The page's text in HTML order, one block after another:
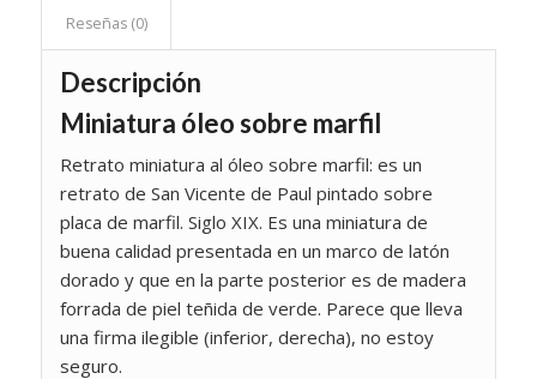
Reseñas (0)
Descripción
Miniatura óleo sobre marfil
Retrato miniatura al óleo sobre marfil: es un
retrato de San Vicente de Paul pintado sobre
placa de marfil. Siglo XIX. Es una miniatura de
buena calidad presentada en un marco de latón
dorado y que en la parte posterior es de madera
forrada de piel teñida de verde. Parece que lleva
una firma ilegible (inferior, derecha), no estoy
seguro.